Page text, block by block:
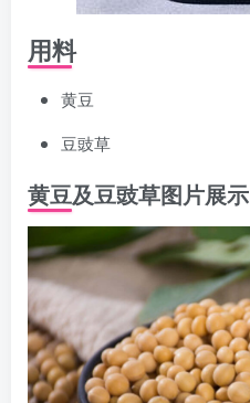
用料
黄豆
豆豉草
黄豆及豆豉草图片展示